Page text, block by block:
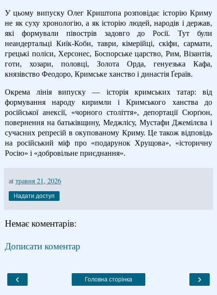
У цьому випуску Олег Криштопа розповідає історію Криму
не як суху хронологію, а як історію людей, народів і держав,
які формували півострів задовго до Росії. Тут були
неандертальці Киїк-Коби, таври, кімерійці, скіфи, сармати,
грецькі поліси, Херсонес, Боспорське царство, Рим, Візантія,
готи, хозари, половці, Золота Орда, генуезька Кафа,
князівство Феодоро, Кримське ханство і династія Ґераїв.
Окрема лінія випуску — історія кримських татар: від
формування народу киримли і Кримського ханства до
російської анексії, «чорного століття», депортації Сюрґюн,
повернення на батьківщину, Меджлісу, Мустафи Джемілєва і
сучасних репресій в окупованому Криму. Це також відповідь
на російський міф про «подарунок Хрущова», «історичну
Росію» і «добровільне приєднання».
at травня 21, 2026
Надати доступ
Немає коментарів:
Дописати коментар
‹ ›
Головна сторінка